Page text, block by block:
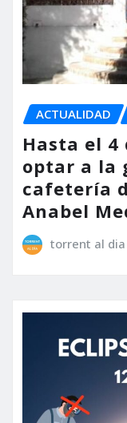
ACTUALIDAD
Hasta el 4
optar a la
cafetería
Anabel
torrent al dia